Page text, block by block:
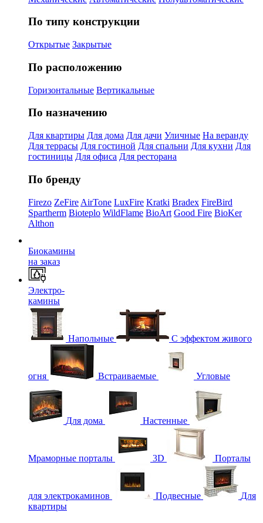
По типу конструкции
Открытые Закрытые
По расположению
Горизонтальные Вертикальные
По назначению
Для квартиры Для дома Для дачи Уличные На веранду
Для террасы Для гостиной Для спальни Для кухни Для
гостиницы Для офиса Для ресторана
По бренду
Firezo ZeFire AirTone LuxFire Kratki Bradex FireBird
Spartherm Bioteplo WildFlame BioArt Good Fire BioKer
Althon
Биокамины
на заказ
Электро-
камины
Напольные С эффектом живого
огня Встраиваемые Угловые
Для дома Настенные
Мраморные порталы 3D Порталы
для электрокаминов Подвесные
Для
квартиры